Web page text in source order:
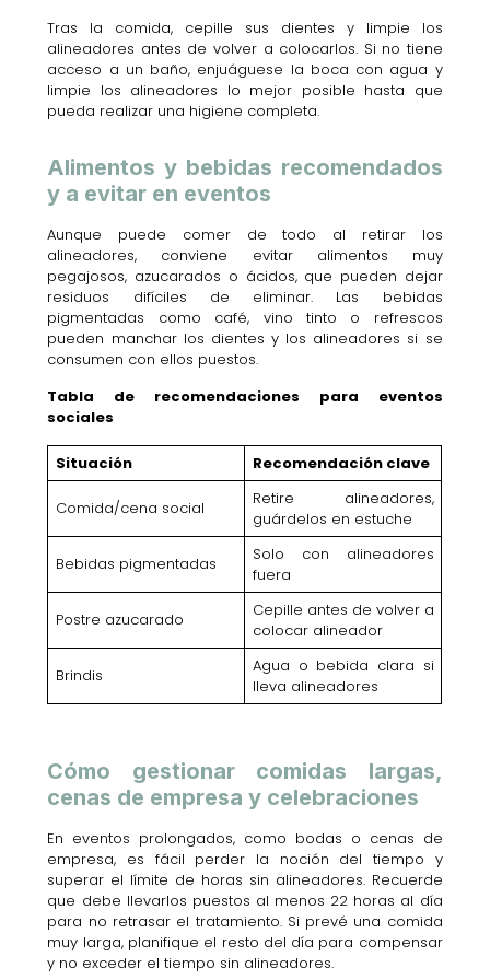
Tras la comida, cepille sus dientes y limpie los
alineadores antes de volver a colocarlos. Si no tiene
acceso a un baño, enjuáguese la boca con agua y
limpie los alineadores lo mejor posible hasta que
pueda realizar una higiene completa.
Alimentos y bebidas recomendados
y a evitar en eventos
Aunque puede comer de todo al retirar los
alineadores, conviene evitar alimentos muy
pegajosos, azucarados o ácidos, que pueden dejar
residuos difíciles de eliminar. Las bebidas
pigmentadas como café, vino tinto o refrescos
pueden manchar los dientes y los alineadores si se
consumen con ellos puestos.
Tabla de recomendaciones para eventos
sociales
Situación Recomendación clave
Comida/cena social
Retire alineadores,
guárdelos en estuche
Bebidas pigmentadas
Solo con alineadores
fuera
Postre azucarado
Cepille antes de volver a
colocar alineador
Brindis
Agua o bebida clara si
lleva alineadores
Cómo gestionar comidas largas,
cenas de empresa y celebraciones
En eventos prolongados, como bodas o cenas de
empresa, es fácil perder la noción del tiempo y
superar el límite de horas sin alineadores. Recuerde
que debe llevarlos puestos al menos 22 horas al día
para no retrasar el tratamiento. Si prevé una comida
muy larga, planifique el resto del día para compensar
y no exceder el tiempo sin alineadores.